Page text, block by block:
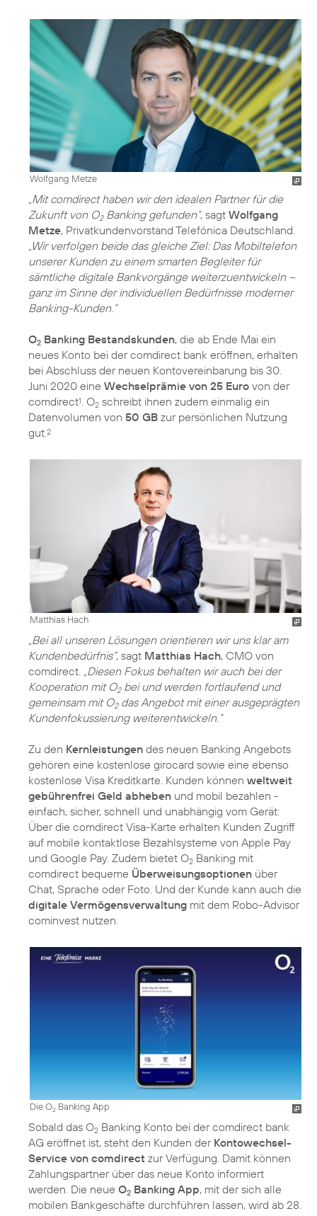
Wolfgang Metze
„Mit comdirect haben wir den idealen Partner für die
Zukunft von O2Banking gefunden“, sagt Wolfgang
Metze, Privatkundenvorstand Telefónica Deutschland.
„Wir verfolgen beide das gleiche Ziel: Das Mobiltelefon
unserer Kunden zu einem smarten Begleiter für
sämtliche digitale Bankvorgänge weiterzuentwickeln –
ganz im Sinne der individuellen Bedürfnisse moderner
Banking-Kunden.“
O2 Banking Bestandskunden, die ab Ende Mai ein
neues Konto bei der comdirect bank eröffnen, erhalten
bei Abschluss der neuen Kontovereinbarung bis 30.
Juni 2020 eine Wechselprämie von 25 Euro von der
comdirect1. O2 schreibt ihnen zudem einmalig ein
Datenvolumen von 50 GB zur persönlichen Nutzung
gut.2
Matthias Hach
„Bei all unseren Lösungen orientieren wir uns klar am
Kundenbedürfnis“, sagt Matthias Hach, CMO von
comdirect.
„Diesen Fokus behalten wir auch bei der
Kooperation mit O2bei und werden fortlaufend und
gemeinsam mit O2das Angebot mit einer ausgeprägten
Kundenfokussierung weiterentwickeln.“
Zu den Kernleistungen des neuen Banking Angebots
gehören eine kostenlose girocard sowie eine ebenso
kostenlose Visa Kreditkarte. Kunden können weltweit
gebührenfrei Geld abheben und mobil bezahlen -
einfach, sicher, schnell und unabhängig vom Gerät:
Über die comdirect Visa-Karte erhalten Kunden Zugriff
auf mobile kontaktlose Bezahlsysteme von Apple Pay
und Google Pay. Zudem bietet O2 Banking mit
comdirect bequeme Überweisungsoptionen über
Chat, Sprache oder Foto. Und der Kunde kann auch die
digitale Vermögensverwaltung mit dem Robo-Advisor
cominvest nutzen.
Die O2 Banking App
Sobald das O2 Banking Konto bei der comdirect bank
AG eröffnet ist, steht den Kunden der Kontowechsel-
Service von comdirect zur Verfügung. Damit können
Zahlungspartner über das neue Konto informiert
werden. Die neue O2 Banking App, mit der sich alle
mobilen Bankgeschäfte durchführen lassen, wird ab 28.